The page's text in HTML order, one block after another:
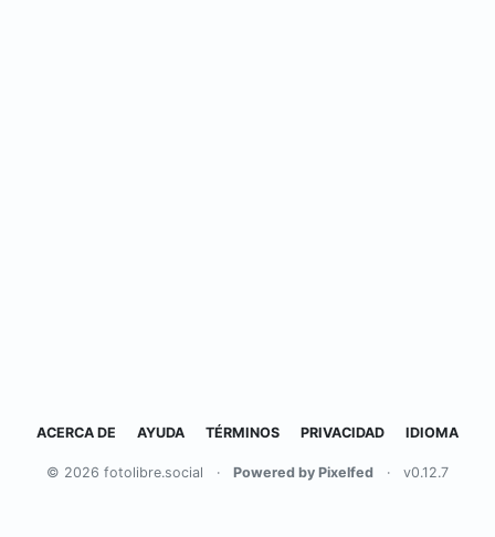
ACERCA DE AYUDA TÉRMINOS PRIVACIDAD IDIOMA
© 2026 fotolibre.social · Powered by Pixelfed · v0.12.7